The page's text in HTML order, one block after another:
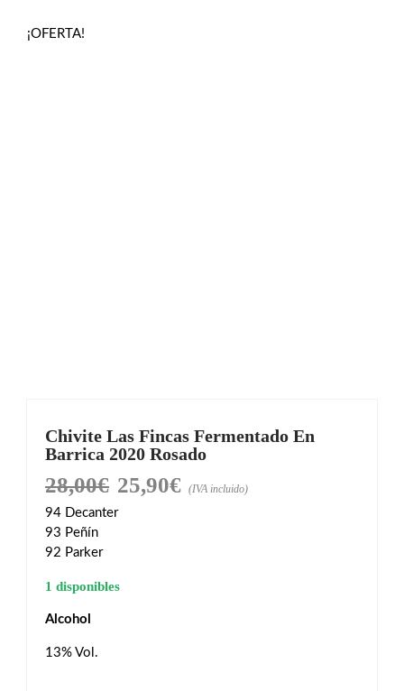
¡OFERTA!
Chivite Las Fincas Fermentado En
Barrica 2020 Rosado
28,00€
El
precio
28,00€.
25,90€ El(IVA incluido)
94 Decanter
93 Peñín
92 Parker
1 disponibles
Alcohol
13% Vol.